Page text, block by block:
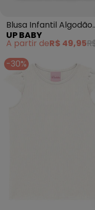
Blusa Infantil Algodão
Texturizado (Bege)
UP BABY
A partir deR$ 49,95
-30%